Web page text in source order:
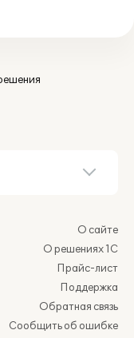
О сайте
О решениях 1С
Прайс-лист
Поддержка
Обратная связь
Сообщить об ошибке